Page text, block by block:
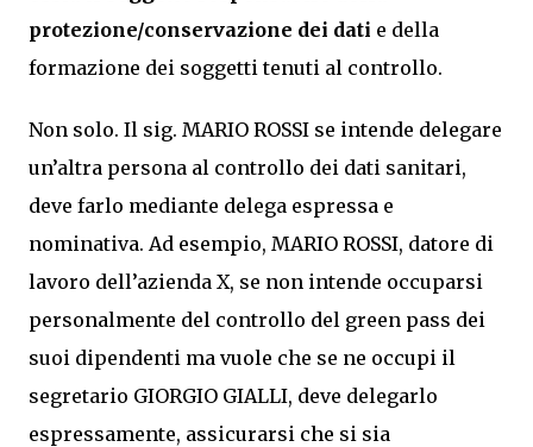
protezione/conservazione dei dati e della
formazione dei soggetti tenuti al controllo.
Non solo. Il sig. MARIO ROSSI se intende delegare
un’altra persona al controllo dei dati sanitari,
deve farlo mediante delega espressa e
nominativa. Ad esempio, MARIO ROSSI, datore di
lavoro dell’azienda X, se non intende occuparsi
personalmente del controllo del green pass dei
suoi dipendenti ma vuole che se ne occupi il
segretario GIORGIO GIALLI, deve delegarlo
espressamente, assicurarsi che si sia